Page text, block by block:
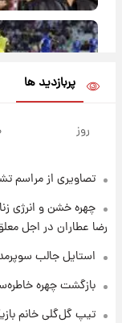
پربازدید ها
روز
تصاویری از مراسم
چهره خشن و انرژی
رضا عطاران در اجل
استایل جالب
بازگشت چهره خاطره‌ساز
تیپ گل‌گلی خانم